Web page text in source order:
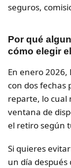
seguros,
Por qué
cómo elegir
En enero 2026,
con dos fechas
reparte, lo cual
ventana de
el retiro según
Si quieres
un día